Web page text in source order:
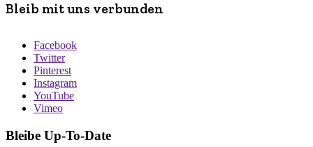
Bleib mit uns verbunden
Facebook
Twitter
Pinterest
Instagram
YouTube
Vimeo
Bleibe Up-To-Date